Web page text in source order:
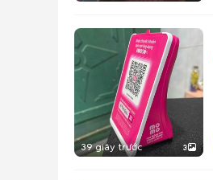
39 giây trước 3